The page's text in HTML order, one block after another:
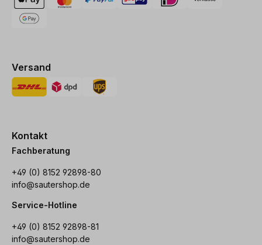
Versand
Kontakt
Fachberatung
+49 (0) 8152 92898-80
info@sautershop.de
Service-Hotline
+49 (0) 8152 92898-81
info@sautershop.de